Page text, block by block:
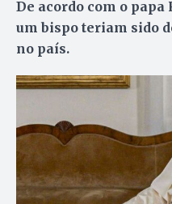
De acordo com o papa
um bispo teriam sido
no país.